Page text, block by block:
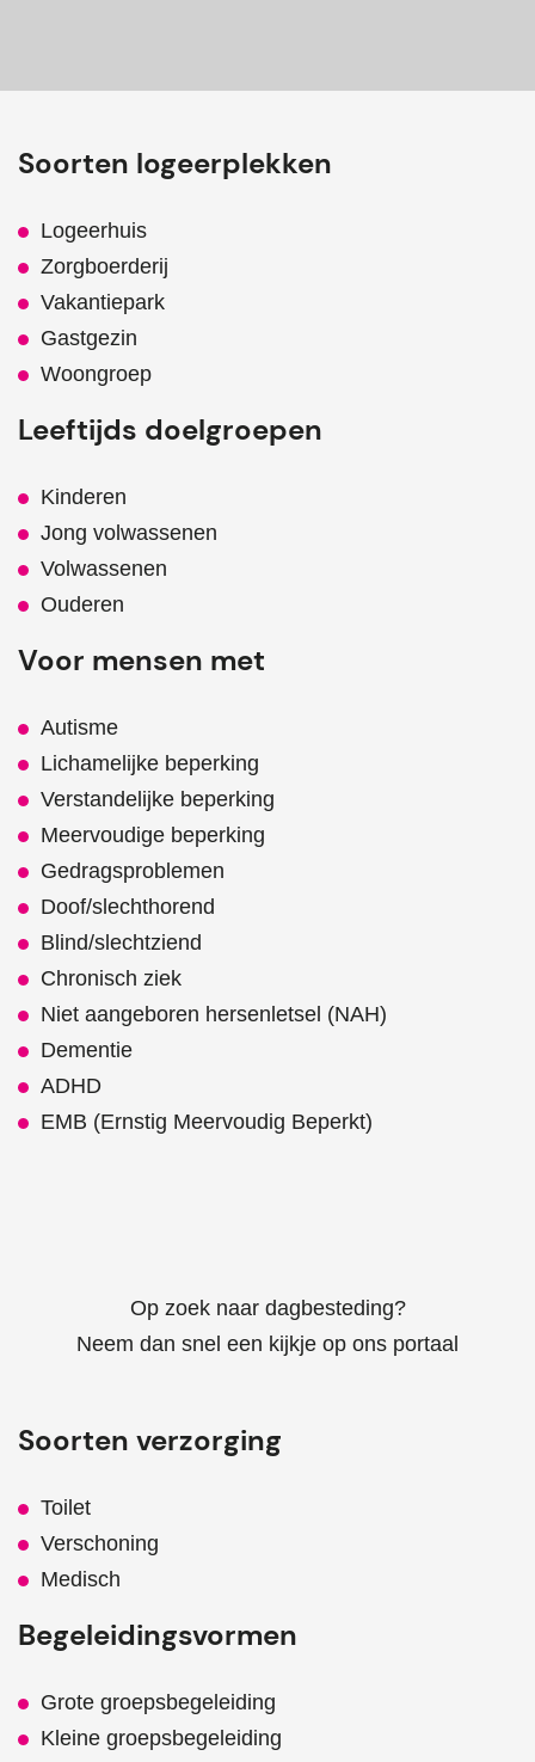
Soorten logeerplekken
Logeerhuis
Zorgboerderij
Vakantiepark
Gastgezin
Woongroep
Leeftijds doelgroepen
Kinderen
Jong volwassenen
Volwassenen
Ouderen
Voor mensen met
Autisme
Lichamelijke beperking
Verstandelijke beperking
Meervoudige beperking
Gedragsproblemen
Doof/slechthorend
Blind/slechtziend
Chronisch ziek
Niet aangeboren hersenletsel (NAH)
Dementie
ADHD
EMB (Ernstig Meervoudig Beperkt)
Op zoek naar dagbesteding?
Neem dan snel een kijkje op ons portaal
Soorten verzorging
Toilet
Verschoning
Medisch
Begeleidingsvormen
Grote groepsbegeleiding
Kleine groepsbegeleiding